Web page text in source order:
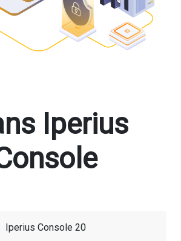
Iperius
Iperius Console 20